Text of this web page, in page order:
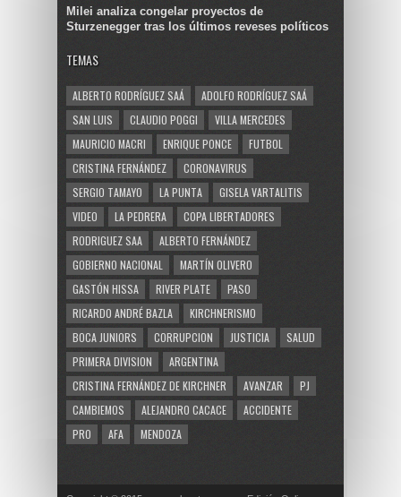
Milei analiza congelar proyectos de
Sturzenegger tras los últimos reveses políticos
TEMAS
ALBERTO RODRÍGUEZ SAÁ
ADOLFO RODRÍGUEZ SAÁ
SAN LUIS
CLAUDIO POGGI
VILLA MERCEDES
MAURICIO MACRI
ENRIQUE PONCE
FUTBOL
CRISTINA FERNÁNDEZ
CORONAVIRUS
SERGIO TAMAYO
LA PUNTA
GISELA VARTALITIS
VIDEO
LA PEDRERA
COPA LIBERTADORES
RODRIGUEZ SAA
ALBERTO FERNÁNDEZ
GOBIERNO NACIONAL
MARTÍN OLIVERO
GASTÓN HISSA
RIVER PLATE
PASO
RICARDO ANDRÉ BAZLA
KIRCHNERISMO
BOCA JUNIORS
CORRUPCION JUSTICIA
SALUD
PRIMERA DIVISION
ARGENTINA
CRISTINA FERNÁNDEZ DE KIRCHNER
AVANZAR
PJ
CAMBIEMOS
ALEJANDRO CACACE
ACCIDENTE
PRO
AFA MENDOZA